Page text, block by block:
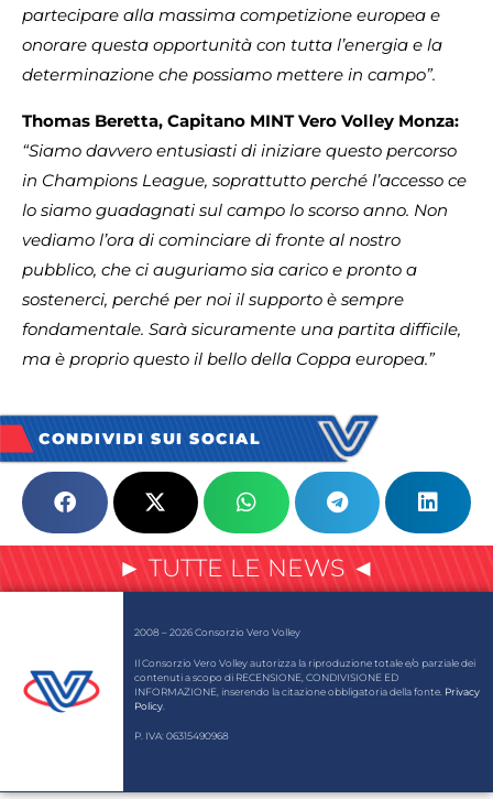
partecipare alla massima competizione europea e
onorare questa opportunità con tutta l’energia e la
determinazione che possiamo mettere in campo”.
Thomas Beretta, Capitano MINT Vero Volley Monza:
“Siamo davvero entusiasti di iniziare questo percorso
in Champions League, soprattutto perché l’accesso ce
lo siamo guadagnati sul campo lo scorso anno. Non
vediamo l’ora di cominciare di fronte al nostro
pubblico, che ci auguriamo sia carico e pronto a
sostenerci, perché per noi il supporto è sempre
fondamentale. Sarà sicuramente una partita difficile,
ma è proprio questo il bello della Coppa europea.”
CONDIVIDI SUI SOCIAL
► TUTTE LE NEWS ◄
2008 – 2026 Consorzio Vero Volley
Il Consorzio Vero Volley autorizza la riproduzione totale e/o parziale dei
contenuti a scopo di RECENSIONE, CONDIVISIONE ED
INFORMAZIONE, inserendo la citazione obbligatoria della fonte. Privacy
Policy
P. IVA: 06315490968